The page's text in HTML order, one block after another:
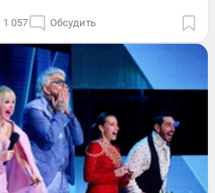
1 057 Обсудить